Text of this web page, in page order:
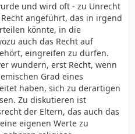
und wird oft - zu Unrecht
angeführt, das in irgend
könnte, in die
auch das Recht auf
eingreifen zu dürfen.
wundern, erst Recht, wenn
Grad eines
haben, sich zu derartigen
Zu diskutieren ist
der Eltern, das auch das
eigenen Werte zu